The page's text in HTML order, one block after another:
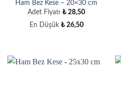
Ham Bez Kese – 20×30 cm
Adet Fiyatı ₺ 28,50
En Düşük ₺26,50